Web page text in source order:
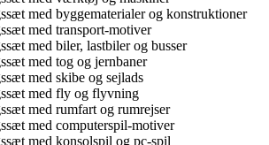
med byggematerialer og konstruktioner
med transport-motiver
med biler, lastbiler og busser
med tog og jernbaner
med skibe og sejlads
med fly og flyvning
med rumfart og rumrejser
med computerspil-motiver
med konsolspil og pc-spil